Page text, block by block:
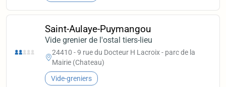
Saint-Aulaye-Puymangou
Vide grenier de l'ostal tiers-lieu
24410 - 9 rue du Docteur H Lacroix - parc de la
Mairie (Chateau)
Vide-greniers